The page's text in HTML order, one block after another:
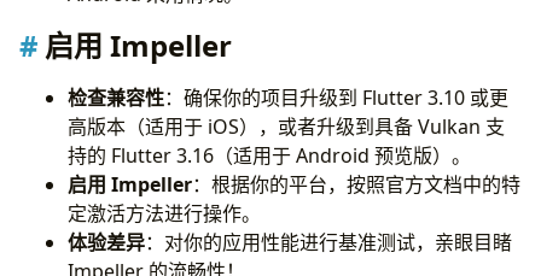
启用 Impeller
检查兼容性：确保你的项目升级到 Flutter 3.10 或更
高版本（适用于 iOS），或者升级到具备 Vulkan 支
持的 Flutter 3.16（适用于 Android 预览版）。
启用 Impeller：根据你的平台，按照官方文档中的特
定激活方法进行操作。
体验差异：对你的应用性能进行基准测试，亲眼目睹